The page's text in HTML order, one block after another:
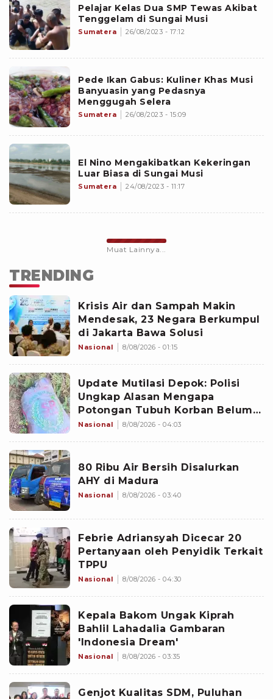
Pelajar Kelas Dua SMP Tewas Akibat
Tenggelam di Sungai Musi
Sumatera 26/08/2023 - 17:12
Pede Ikan Gabus: Kuliner Khas Musi
Banyuasin yang Pedasnya
Menggugah Selera
Sumatera 26/08/2023 - 15:09
El Nino Mengakibatkan Kekeringan
Luar Biasa di Sungai Musi
Sumatera 24/08/2023 - 11:17
Muat Lainnya...
TRENDING
Krisis Air dan Sampah Makin
Mendesak, 23 Negara Berkumpul
di Jakarta Bawa Solusi
Nasional 8/08/2026 - 01:15
Update Mutilasi Depok: Polisi
Ungkap Alasan Mengapa
Potongan Tubuh Korban Belum
Juga Ditemukan
Nasional 8/08/2026 - 04:03
80 Ribu Air Bersih Disalurkan
AHY di Madura
Nasional 8/08/2026 - 03:40
Febrie Adriansyah Dicecar 20
Pertanyaan oleh Penyidik Terkait
TPPU
Nasional 8/08/2026 - 04:30
Kepala Bakom Ungak Kiprah
Bahlil Lahadalia Gambaran
'Indonesia Dream'
Nasional 8/08/2026 - 03:35
Genjot Kualitas SDM, Puluhan